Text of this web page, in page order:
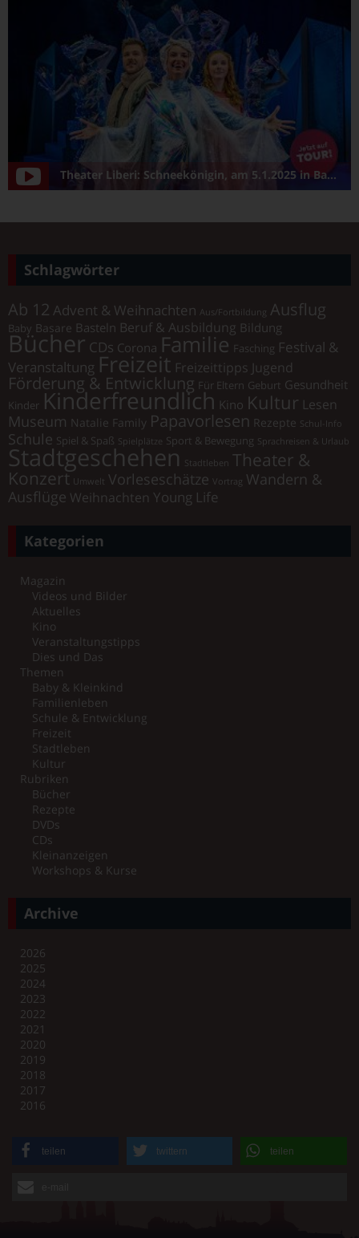
Theater Liberi: Schneekönigin, am 5.1.2025 in Bamberg/Konzerthalle
Schlagwörter
Ab 12 Advent & Weihnachten Aus/Fortbildung Ausflug
Baby Basare Basteln Beruf & Ausbildung Bildung
Bücher CDs Corona Familie Fasching Festival &
Veranstaltung Freizeit Freizeittipps Jugend
Förderung & Entwicklung Für Eltern Geburt Gesundheit
Kinder Kinderfreundlich Kino Kultur Lesen
Museum Natalie Family Papavorlesen Rezepte Schul-Info
Schule Spiel & Spaß Spielplätze Sport & Bewegung Sprachreisen & Urlaub
Stadtgeschehen Stadtleben Theater &
Konzert Umwelt Vorleseschätze Vortrag Wandern &
Ausflüge Weihnachten Young Life
Kategorien
Magazin
Videos und Bilder
Aktuelles
Kino
Veranstaltungstipps
Dies und Das
Themen
Baby & Kleinkind
Familienleben
Schule & Entwicklung
Freizeit
Stadtleben
Kultur
Rubriken
Bücher
Rezepte
DVDs
CDs
Kleinanzeigen
Workshops & Kurse
Archive
2026
2025
2024
2023
2022
2021
2020
2019
2018
2017
2016
teilen twittern teilen